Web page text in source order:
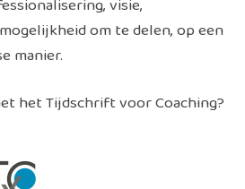
om te delen, op een
manier.
het Tijdschrift voor Coaching?